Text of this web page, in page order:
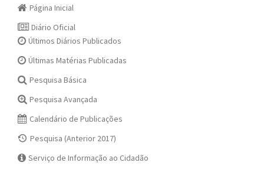
Página Inicial
Diário Oficial
Últimos Diários Publicados
Últimas Matérias Publicadas
Pesquisa Básica
Pesquisa Avançada
Calendário de Publicações
Pesquisa (Anterior 2017)
Serviço de Informação ao Cidadão